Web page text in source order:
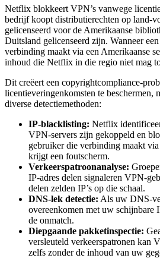
Netflix blokkeert VPN’s vanwege
bedrijf koopt distributierechten op land-
gelicenseerd voor de Amerikaanse
Duitsland gelicenseerd zijn. Wanneer
verbinding maakt via een Amerikaanse
inhoud die Netflix in die regio niet mag
Dit creëert een copyrightcompliance-
licentieveringenkomsten te beschermen,
diverse detectiemethoden:
IP-blacklisting: Netflix
VPN-servers zijn gekoppeld en
gebruiker die verbinding maakt
krijgt een foutscherm.
Verkeerspatroonanalyse:
IP-adres delen signaleren VPN-
delen zelden IP’s op die schaal.
DNS-lek detectie: Als uw DNS-
overeenkomen met uw schijnbare
de onmatch.
Diepgaande pakketinspectie:
versleuteld verkeerspatronen kan
zelfs zonder de inhoud van uw